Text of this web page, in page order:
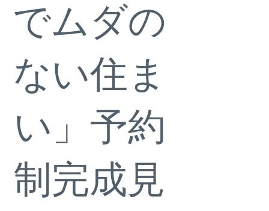
でムダの
ない住ま
い」予約
制完成見